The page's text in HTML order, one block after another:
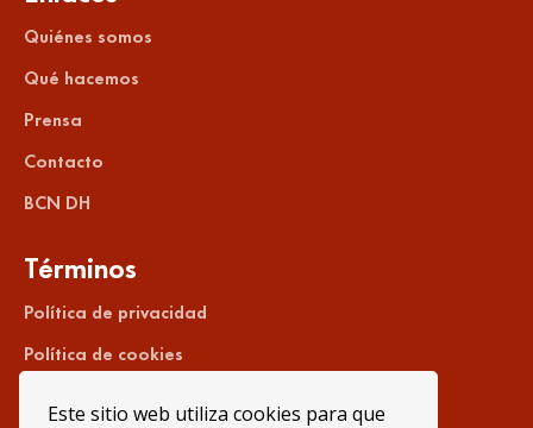
Este sitio web utiliza cookies para que
Quiénes somos
Qué hacemos
Prensa
Contacto
BCN DH
Términos
Política de privacidad
Política de cookies